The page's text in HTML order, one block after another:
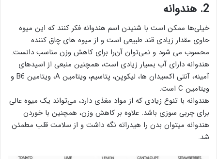
2. هندوانه
خیلی‌ها ممکن است با شنیدن اسم هندوانه فکر کنند که این میوه
حاوی مقدار زیادی قند طبیعی است و از میوه های چاق کننده
محسوب می شود و نمی‌توان آن‌را برای کاهش وزن مناسب دانست.
هندوانه دارای آب بسیار زیادی است، همچنین منبعی از اسیدهای
آمینه، آنتی اکسیدان ها، لیکوپن، پتاسیم، ویتامین A، ویتامین B6 و
ویتامین C است.
هندوانه با تنوع زیادی که از مواد مغذی دارد، می‌تواند یک میوه عالی
برای چربی سوزی باشد. علاوه بر کاهش وزن، همچنین با خوردن
هندوانه میتوان بدن را هیدراته نگه داشت و از سلامت قلب مطمئن
شد.